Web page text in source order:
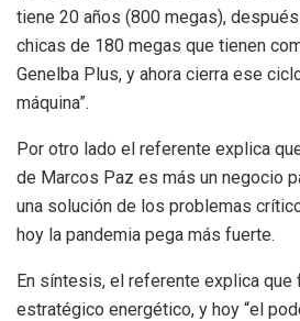
tiene 20 años (800 megas),
chicas de 180 megas que tienen
Genelba Plus, y ahora cierra ese
máquina”.
Por otro lado el referente explica
de Marcos Paz es más un negocio
una solución de los problemas
hoy la pandemia pega más fuerte.
En síntesis, el referente explica que
estratégico energético, y hoy “el